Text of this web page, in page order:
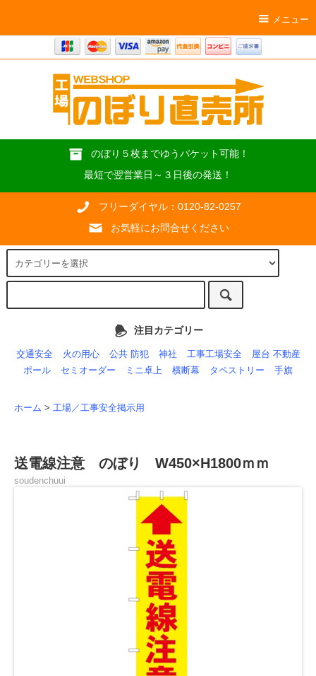
メニュー
のぼり５枚までゆうパケット可能！
最短で翌営業日～３日後の発送！
フリーダイヤル：0120-82-0257
お気軽にお問合せください
注目カテゴリー
交通安全 火の用心 公共 防犯 神社 工事工場安全
屋台 不動産
ポール
セミオーダー ミニ卓上 横断幕 タペストリー 手旗
ホーム > 工場／工事安全掲示用
送電線注意 のぼり W450×H1800ｍｍ
soudenchuui